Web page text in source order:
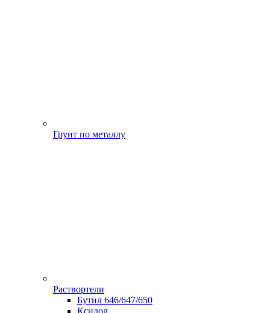
Грунт по металлу
Раствортели
Бутил 646/647/650
Ксилол